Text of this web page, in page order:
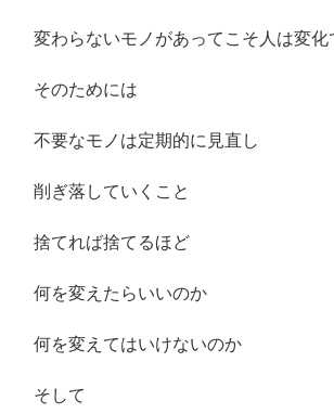
変わらないモノがあってこそ人は変化
そのためには
不要なモノは定期的に見直し
削ぎ落していくこと
捨てれば捨てるほど
何を変えたらいいのか
何を変えてはいけないのか
そして